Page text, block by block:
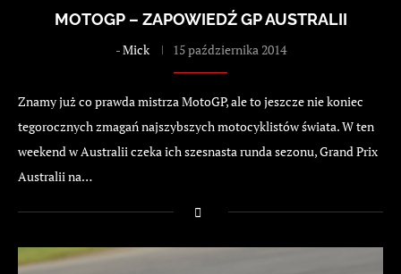
MOTOGP – ZAPOWIEDŹ GP AUSTRALII
-Mick 15 października 2014
Znamy już co prawda mistrza MotoGP, ale to jeszcze nie koniec
tegorocznych zmagań najszybszych motocyklistów świata. W ten
weekend w Australii czeka ich szesnasta runda sezonu, Grand Prix
Australii na…